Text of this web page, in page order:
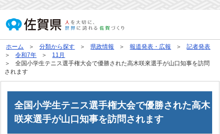
ホーム 分類から探す 県政情報 報道発表・広報
記者発表
令和7年
11月
全国小学生テニス選手権大会で優勝された高木咲來選手が山口知事を訪問
されます
全国小学生テニス選手権大会で優勝された高木
咲來選手が山口知事を訪問されます